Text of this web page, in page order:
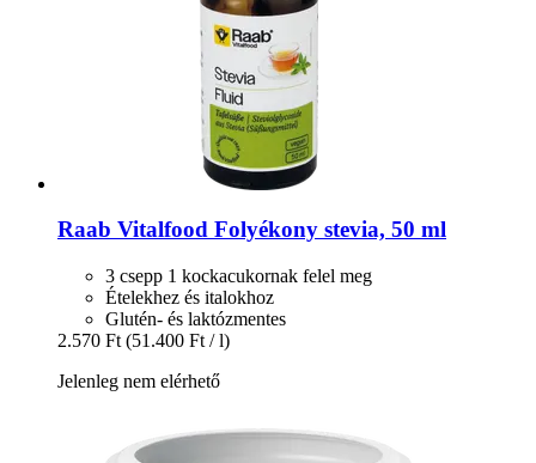
Raab Vitalfood Folyékony stevia, 50 ml
3 csepp 1 kockacukornak felel meg
Ételekhez és italokhoz
Glutén- és laktózmentes
2.570 Ft (51.400 Ft / l)
Jelenleg nem elérhető